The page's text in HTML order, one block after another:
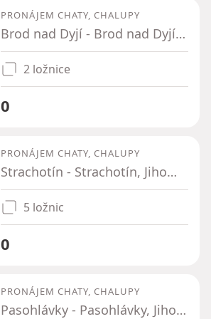
PRONÁJEM CHATY, CHALUPY
Brod nad Dyjí - Brod nad Dyjí, Jihomoravský kraj
2 ložnice
0
PRONÁJEM CHATY, CHALUPY
Strachotín - Strachotín, Jihomoravský kraj
5 ložnic
0
PRONÁJEM CHATY, CHALUPY
Pasohlávky - Pasohlávky, Jihomoravský kraj